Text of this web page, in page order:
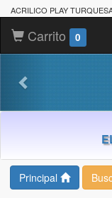
ACRILICO PLAY
Carrito 0
Principal